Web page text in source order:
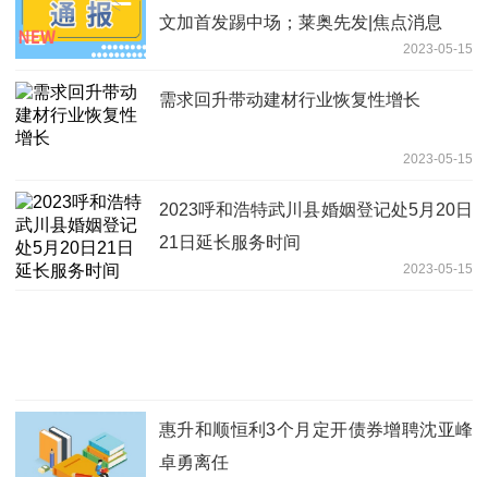
文加首发踢中场；莱奥先发|焦点消息
2023-05-15
需求回升带动建材行业恢复性增长
2023-05-15
2023呼和浩特武川县婚姻登记处5月20日
21日延长服务时间
2023-05-15
惠升和顺恒利3个月定开债券增聘沈亚峰
卓勇离任